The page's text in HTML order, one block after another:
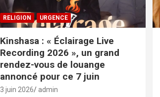
RELIGION URGENCE
Kinshasa : « Éclairage Live
Recording 2026 », un grand
rendez-vous de louange
annoncé pour ce 7 juin
3 juin 2026 admin